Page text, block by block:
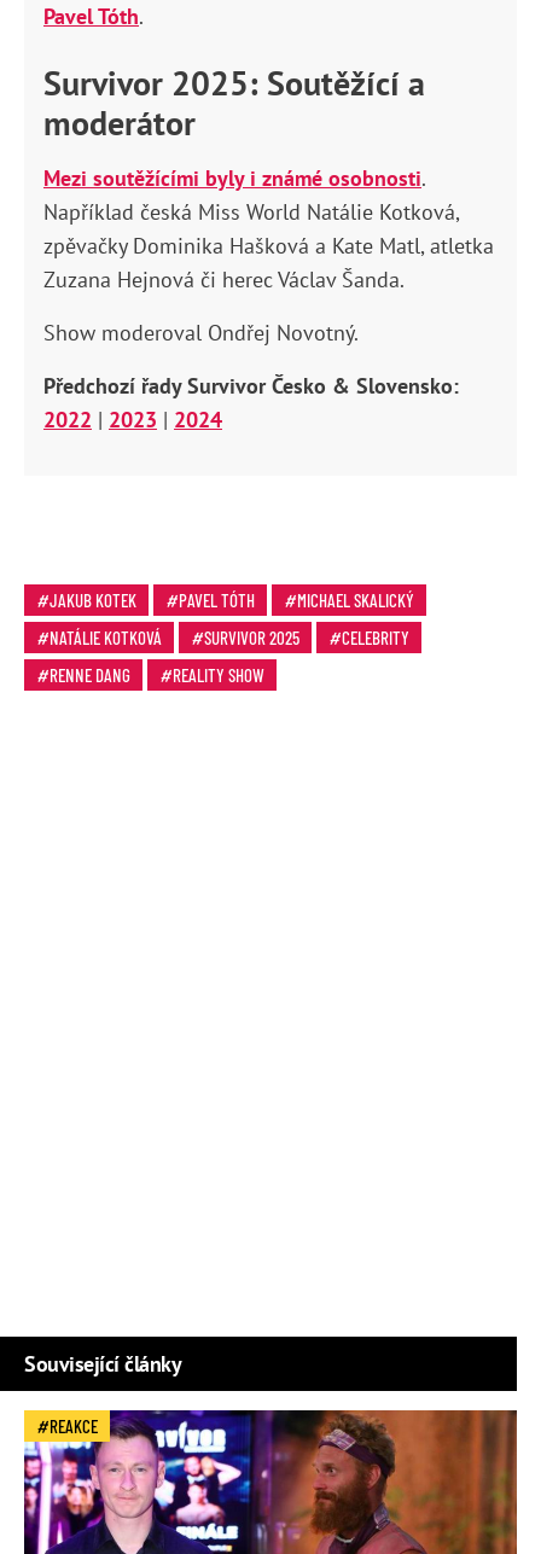
Pavel Tóth.
Survivor 2025: Soutěžící a
moderátor
Mezi soutěžícími byly i známé osobnosti.
Například česká Miss World Natálie Kotková,
zpěvačky Dominika Hašková a Kate Matl, atletka
Zuzana Hejnová či herec Václav Šanda.
Show moderoval Ondřej Novotný.
Předchozí řady Survivor Česko & Slovensko:
2022 | 2023 | 2024
JAKUB KOTEK PAVEL TÓTH
MICHAEL SKALICKÝ
NATÁLIE KOTKOVÁ
SURVIVOR 2025
CELEBRITY
RENNE DANG
REALITY SHOW
Související články
REAKCE